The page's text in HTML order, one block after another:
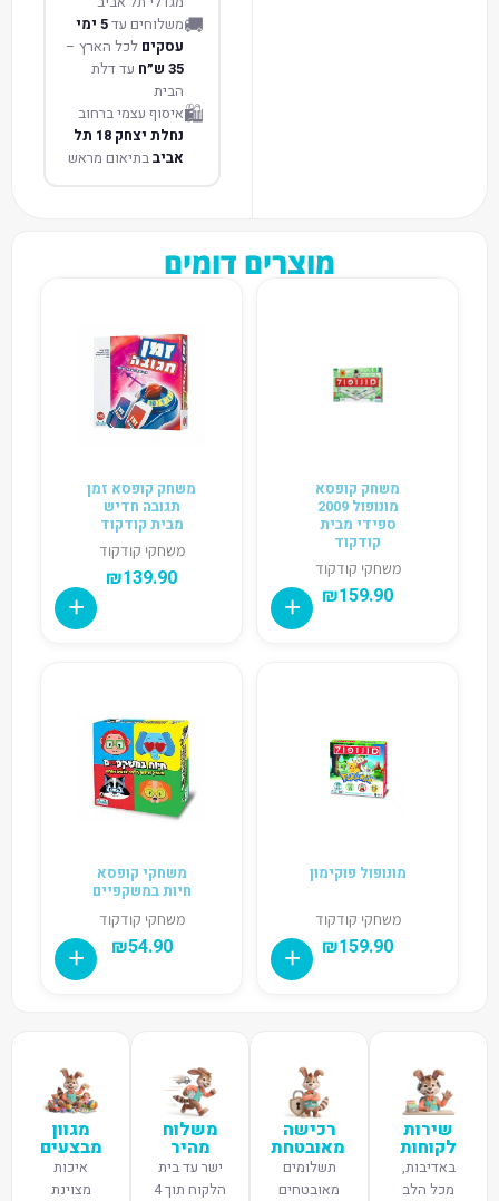
🚚משלוחים עד 5 ימי
עסקים לכל הארץ –
35 ש״ח
עד דלת
הבית
🛍️איסוף עצמי ברחוב
נחלת יצחק 18 תל
אביבבתיאום מראש
מוצרים דומים
משחק קופסא
מונופול 2009
ספידי מבית
קודקוד
משחקי קודקוד
₪159.90
משחק קופסא זמן
תגובה חדיש
מבית קודקוד
משחקי קודקוד
₪139.90
מונופול פוקימון
משחקי קודקוד
₪159.90
משחקי קופסא
חיות במשקפיים
משחקי קודקוד
₪54.90
שירות
לקוחות
באדיבות,
מכל הלב
רכישה
מאובטחת
תשלומים
מאובטחים
משלוח
מהיר
ישר עד בית
הלקוח תוך 4
מגוון
מבצעים
איכות
מצוינת